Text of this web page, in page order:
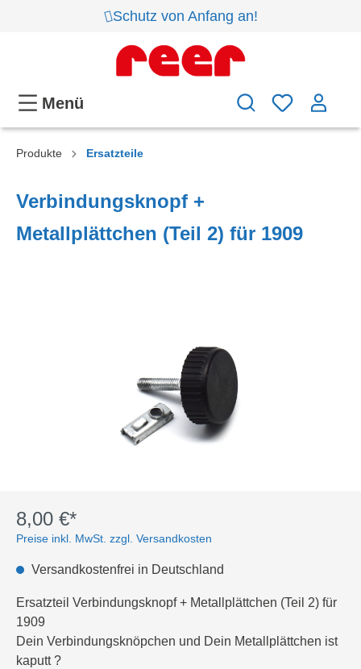
Schutz von Anfang an!
Menü
Produkte Ersatzteile
Verbindungsknopf +
Metallplättchen (Teil 2) für 1909
8,00 €*
Preise inkl. MwSt. zzgl. Versandkosten
Versandkostenfrei in Deutschland
Ersatzteil Verbindungsknopf + Metallplättchen (Teil 2) für
1909
Dein Verbindungsknöpchen und Dein Metallplättchen ist
kaputt ?